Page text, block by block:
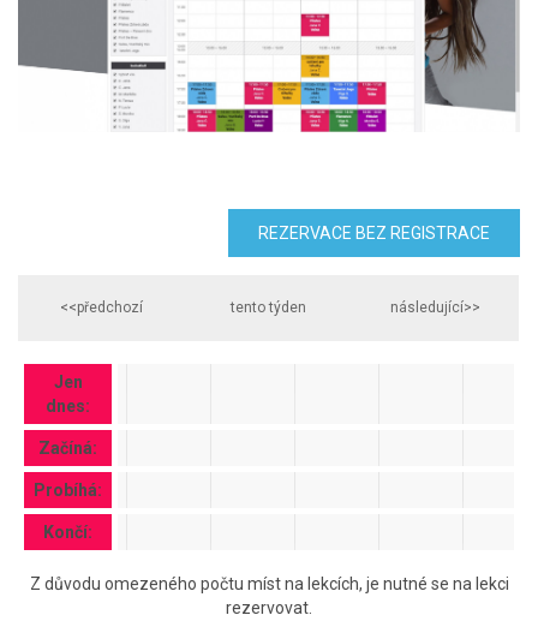
REZERVACE BEZ REGISTRACE
<<předchozí tento týden následující>>
Jen
dnes:
Začíná:
Probíhá:
Končí:
Z důvodu omezeného počtu míst na lekcích, je nutné se na lekci
rezervovat.